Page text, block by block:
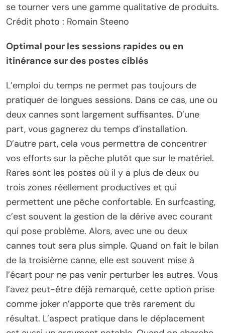
se tourner vers une gamme qualitative de produits.
Crédit photo : Romain Steeno
Optimal pour les sessions rapides ou en
itinérance sur des postes ciblés
L’emploi du temps ne permet pas toujours de
pratiquer de longues sessions. Dans ce cas, une ou
deux cannes sont largement suffisantes. D’une
part, vous gagnerez du temps d’installation.
D’autre part, cela vous permettra de concentrer
vos efforts sur la pêche plutôt que sur le matériel.
Rares sont les postes où il y a plus de deux ou
trois zones réellement productives et qui
permettent une pêche confortable. En surfcasting,
c’est souvent la gestion de la dérive avec courant
qui pose problème. Alors, avec une ou deux
cannes tout sera plus simple. Quand on fait le bilan
de la troisième canne, elle est souvent mise à
l’écart pour ne pas venir perturber les autres. Vous
l’avez peut-être déjà remarqué, cette option prise
comme joker n’apporte que très rarement du
résultat. L’aspect pratique dans le déplacement